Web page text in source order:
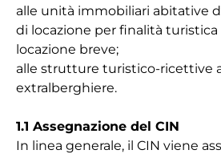
alle unità immobiliari abitative
di locazione per finalità
locazione breve;
alle strutture turistico-ricettive
extralberghiere.
1.1 Assegnazione del CIN
In linea generale, il CIN viene